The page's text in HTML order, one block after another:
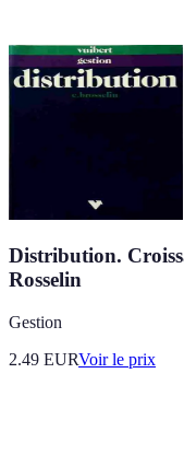
Distribution.
Rosselin
Gestion
2.49 EURVoir le prix